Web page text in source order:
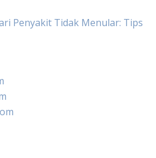
Penyakit Tidak Menular: Tips